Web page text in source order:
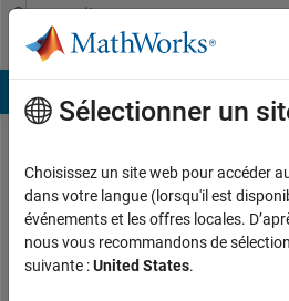
Passer au contenu
Community
Profile
Aidil
Universitas
Muhammadiyah
Sélectionner un
Choisissez un site web pour accéder
dans votre langue (lorsqu'il est
événements et les offres locales.
nous vous recommandons de
suivante :United States.